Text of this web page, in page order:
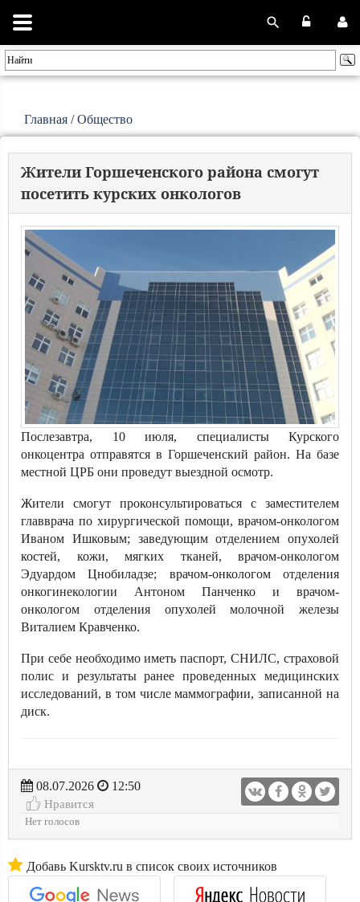
Главная /Общество
Жители Горшеченского района смогут
посетить курских онкологов
Послезавтра, 10 июля, специалисты Курского
онкоцентра отправятся в Горшеченский район. На базе
местной ЦРБ они проведут выездной осмотр.
Жители смогут проконсультироваться с заместителем
главврача по хирургической помощи, врачом-онкологом
Иваном Ишковым; заведующим отделением опухолей
костей, кожи, мягких тканей, врачом-онкологом
Эдуардом Цнобиладзе; врачом-онкологом отделения
онкогинекологии Антоном Панченко и врачом-
онкологом отделения опухолей молочной железы
Виталием Кравченко.
При себе необходимо иметь паспорт, СНИЛС, страховой
полис и результаты ранее проведенных медицинских
исследований, в том числе маммографии, записанной на
диск.
08.07.2026
12:50
Нравится
Нет голосов
Добавь Kursktv.ru в список своих источников